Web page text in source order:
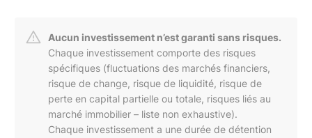
Aucun investissement n’est garanti sans risques.
Chaque investissement comporte des risques
spécifiques (fluctuations des marchés financiers,
risque de change, risque de liquidité, risque de
perte en capital partielle ou totale, risques liés au
marché immobilier – liste non exhaustive).
Chaque investissement a une durée de détention